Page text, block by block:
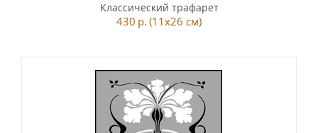
Классический трафарет
430 р. (11x26 см)